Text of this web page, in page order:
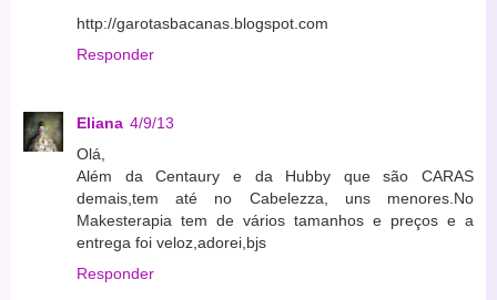
http://garotasbacanas.blogspot.com
Responder
Eliana 4/9/13
Olá,
Além da Centaury e da Hubby que são CARAS
demais,tem até no Cabelezza, uns menores.No
Makesterapia tem de vários tamanhos e preços e a
entrega foi veloz,adorei,bjs
Responder